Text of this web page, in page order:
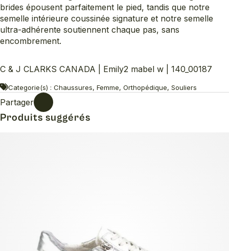
brides épousent parfaitement le pied, tandis que notre
semelle intérieure coussinée signature et notre semelle
ultra-adhérente soutiennent chaque pas, sans
encombrement.
C & J CLARKS CANADA | Emily2 mabel w | 140_00187
Categorie(s) : Chaussures, Femme, Orthopédique, Souliers
Partager
Produits suggérés